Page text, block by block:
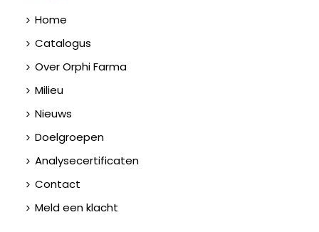
Home
Catalogus
Over Orphi Farma
Milieu
Nieuws
Doelgroepen
Analysecertificaten
Contact
Meld een klacht